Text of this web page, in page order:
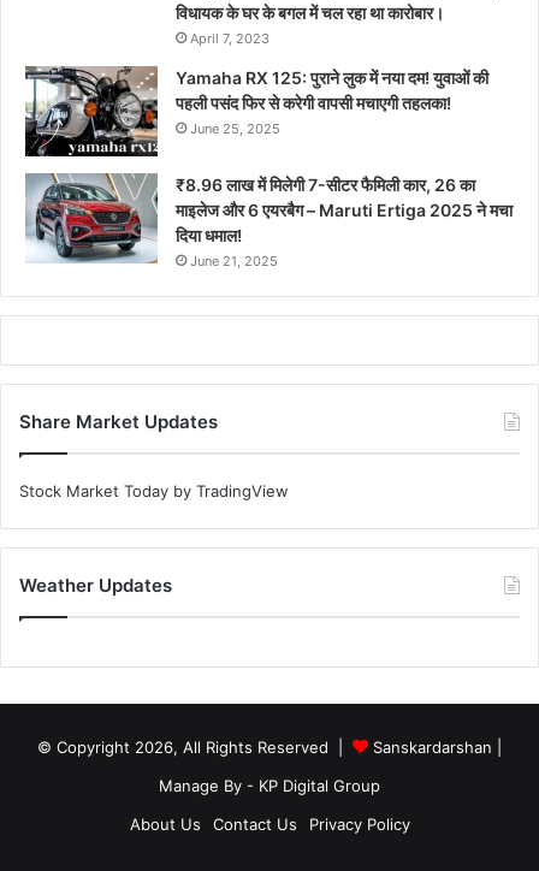
विधायक के घर के बगल में चल रहा था कारोबार।
April 7, 2023
Yamaha RX 125: पुराने लुक में नया दम! युवाओं की
पहली पसंद फिर से करेगी वापसी मचाएगी तहलका!
June 25, 2025
₹8.96 लाख में मिलेगी 7-सीटर फैमिली कार, 26 का
माइलेज और 6 एयरबैग – Maruti Ertiga 2025 ने मचा
दिया धमाल!
June 21, 2025
Share Market Updates
Stock Market Today by TradingView
Weather Updates
© Copyright 2026, All Rights Reserved | Sanskardarshan
Manage By - KP Digital Group
About Us
Contact Us Privacy Policy